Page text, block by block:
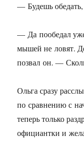
— Будешь
— Да пообедал
мышей не ловят.
позвал он. —
Ольга сразу
по сравнению с
теперь только
официантки и